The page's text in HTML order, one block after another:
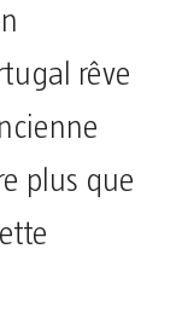
rêve
plus que